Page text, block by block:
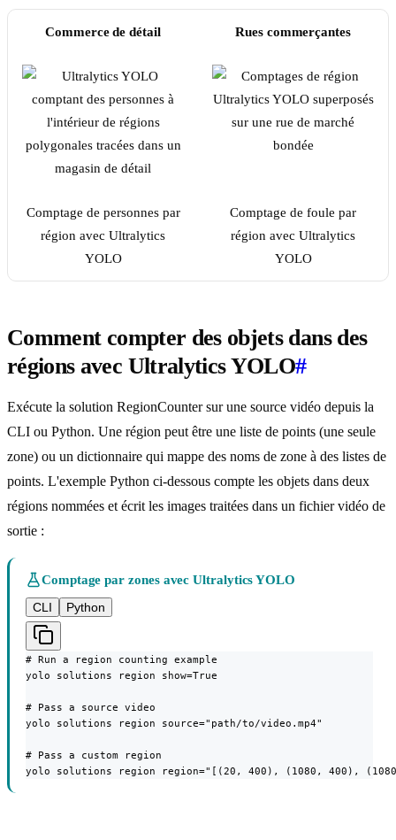
Commerce de détail Rues commerçantes
Comptage de personnes par
région avec Ultralytics
YOLO
Comptage de foule par
région avec Ultralytics
YOLO
Comment compter des objets dans des
régions avec Ultralytics YOLO#
Exécute la solution RegionCounter sur une source vidéo depuis la
CLI ou Python. Une région peut être une liste de points (une seule
zone) ou un dictionnaire qui mappe des noms de zone à des listes de
points. L'exemple Python ci-dessous compte les objets dans deux
régions nommées et écrit les images traitées dans un fichier vidéo de
sortie :
Comptage par zones avec Ultralytics YOLO
CLI
Python
# Run a region counting example
yolo solutions region show=True
# Pass a source video
yolo solutions region source="path/to/video.mp4"
# Pass a custom region
yolo solutions region region="[(20, 400), (1080, 400),